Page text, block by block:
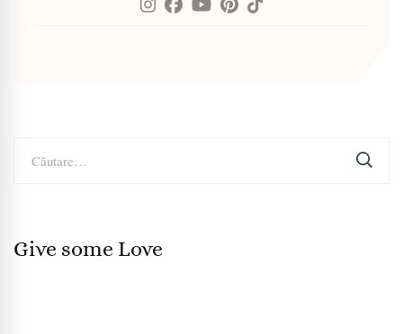
după:
Give some Love